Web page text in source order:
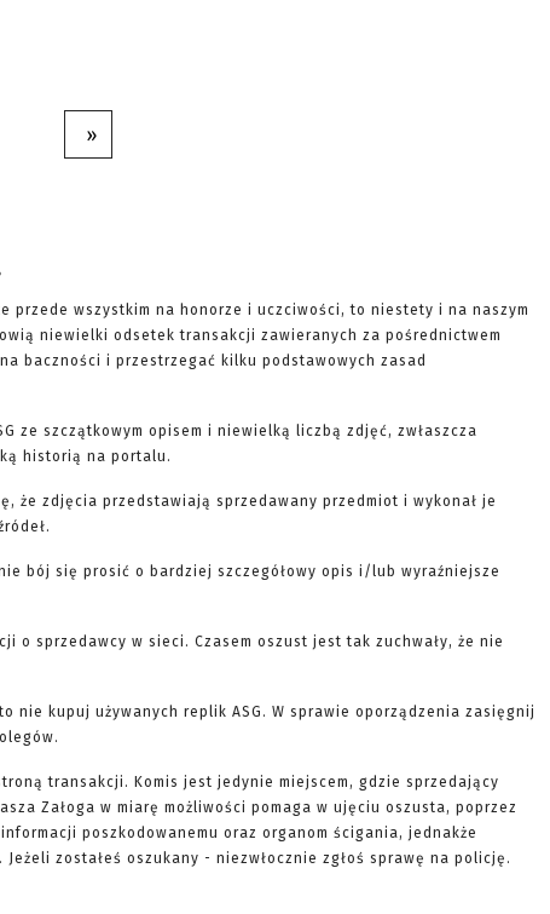
»
przede wszystkim na honorze i uczciwości, to niestety i na naszym
niewielki odsetek transakcji zawieranych za pośrednictwem
baczności i przestrzegać kilku podstawowych zasad
ze szczątkowym opisem i niewielką liczbą zdjęć, zwłaszcza
historią na portalu.
że zdjęcia przedstawiają sprzedawany przedmiot i wykonał je
bój się prosić o bardziej szczegółowy opis i/lub wyraźniejsze
o sprzedawcy w sieci. Czasem oszust jest tak zuchwały, że nie
nie kupuj używanych replik ASG. W sprawie oporządzenia zasięgnij
transakcji. Komis jest jedynie miejscem, gdzie sprzedający
Załoga w miarę możliwości pomaga w ujęciu oszusta, poprzez
poszkodowanemu oraz organom ścigania, jednakże
zostałeś oszukany - niezwłocznie zgłoś sprawę na policję.